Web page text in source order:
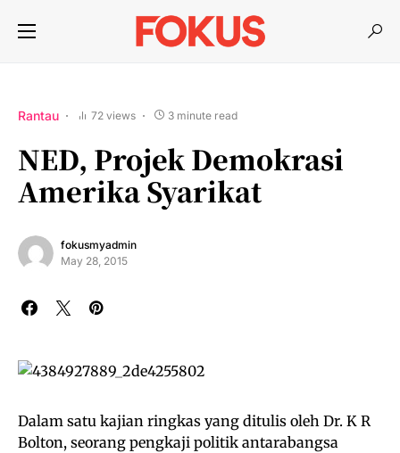
Rantau 72 views 3 minute read
NED, Projek Demokrasi
Amerika Syarikat
fokusmyadmin
May 28, 2015
Dalam satu kajian ringkas yang ditulis oleh Dr. K R
Bolton, seorang pengkaji politik antarabangsa